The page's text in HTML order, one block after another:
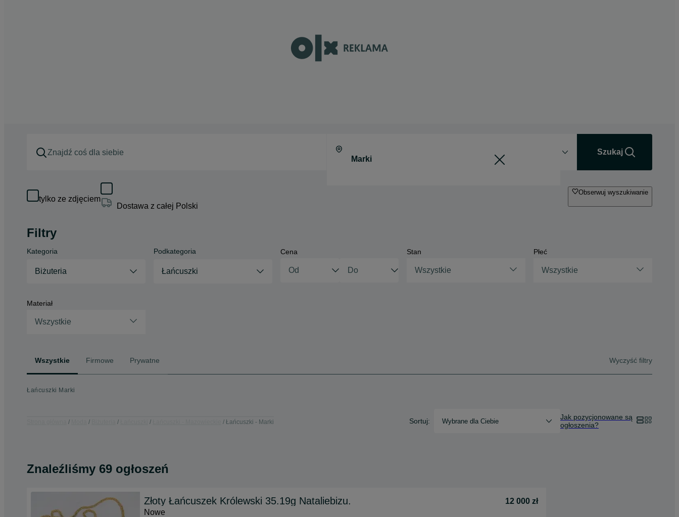
Szukaj
tylko ze zdjęciem
Dostawa z całej Polski
Obserwuj wyszukiwanie
Filtry
Kategoria
Biżuteria
Podkategoria
Łańcuszki
Cena Stan
Wszystkie
Płeć
Wszystkie
Materiał
Wszystkie
Wszystkie Firmowe Prywatne Wyczyść filtry
Łańcuszki Marki
Łańcuszki - Marki Sortuj: Wybrane dla Ciebie
Jak pozycjonowane są
ogłoszenia?
Znaleźliśmy 69 ogłoszeń
Złoty Łańcuszek Królewski 35.19g Nataliebizu.
12 000 zł
Nowe